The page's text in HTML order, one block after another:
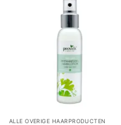
ALLE OVERIGE HAARPRODUCTEN